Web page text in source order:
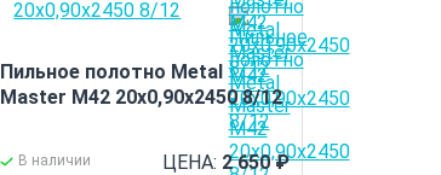
Пильное полотно Metal
Master M42 20х0,90х2450 8/12
В наличии ЦЕНА: 2 650₽